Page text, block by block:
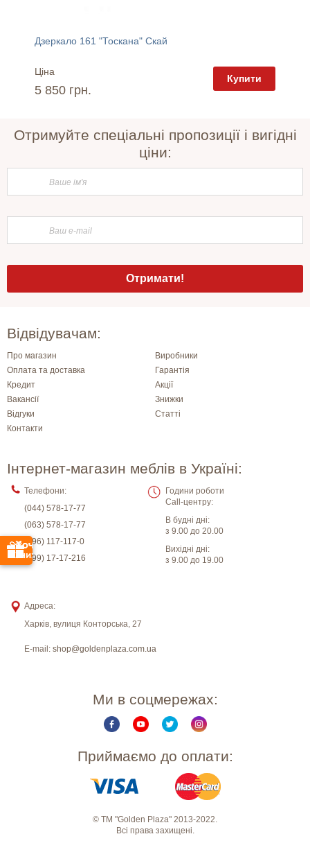
Дзеркало 161 "Тоскана" Скай
Ціна
5 850 грн.
Купити
Отримуйте спеціальні пропозиції і вигідні
ціни:
Відвідувачам:
Про магазин
Виробники
Оплата та доставка
Гарантія
Кредит
Акції
Вакансії
Знижки
Відгуки
Статті
Контакти
Інтернет-магазин меблів в Україні:
Телефони:
(044) 578-17-77
(063) 578-17-77
(096) 117-117-0
(099) 17-17-216
Години роботи
Call-центру:
В будні дні:
з 9.00 до 20.00
Вихідні дні:
з 9.00 до 19.00
Адреса:
Харків, вулиця Конторська, 27
E-mail: shop@goldenplaza.com.ua
Ми в соцмережах:
Приймаємо до оплати:
© ТМ "Golden Plaza" 2013-2022.
Всі права захищені.